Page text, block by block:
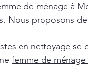
de ménage à
Nous proposons
en nettoyage
femme de ménage